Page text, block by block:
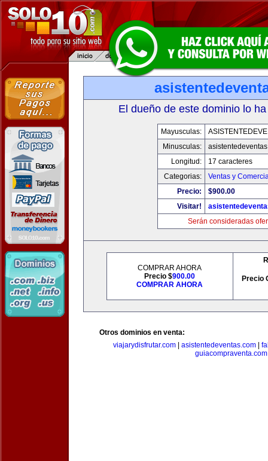
El dueño de este dominio lo
Mayusculas:
Minusculas:
Longitud:
17 caracteres
Categorias:
Ventas y
Precio:
$900.00
Visitar!
Serán consideradas
COMPRAR AHORA
Precio $900.00
COMPRAR AHORA
Precio
Otros dominios en venta:
viajarydisfrutar.com| asistentedeventas.com|
guiacompraventa.com